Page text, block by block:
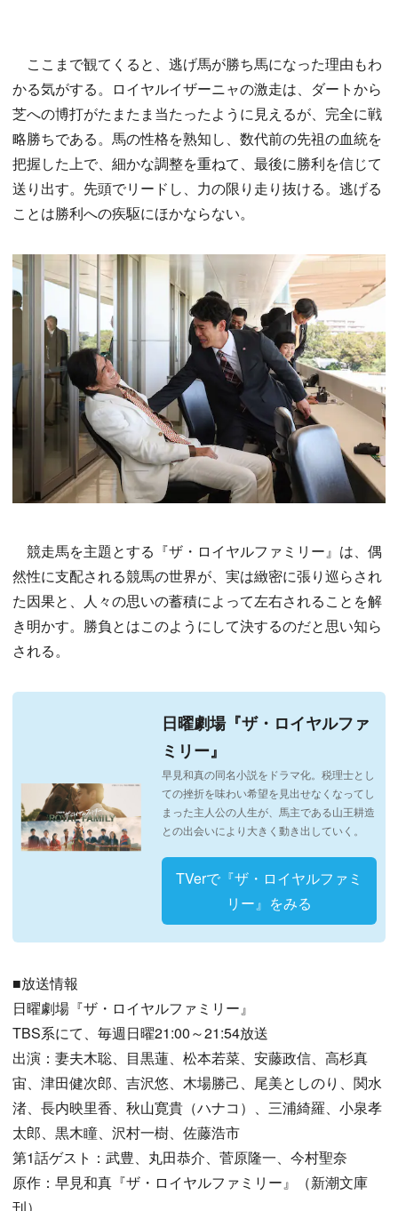
ここまで観てくると、逃げ馬が勝ち馬になった理由もわ
かる気がする。ロイヤルイザーニャの激走は、ダートから
芝への博打がたまたま当たったように見えるが、完全に戦
略勝ちである。馬の性格を熟知し、数代前の先祖の血統を
把握した上で、細かな調整を重ねて、最後に勝利を信じて
送り出す。先頭でリードし、力の限り走り抜ける。逃げる
ことは勝利への疾駆にほかならない。
競走馬を主題とする『ザ・ロイヤルファミリー』は、偶
然性に支配される競馬の世界が、実は緻密に張り巡らされ
た因果と、人々の思いの蓄積によって左右されることを解
き明かす。勝負とはこのようにして決するのだと思い知ら
される。
日曜劇場『ザ・ロイヤルファ
ミリー』
早見和真の同名小説をドラマ化。税理士とし
ての挫折を味わい希望を見出せなくなってし
まった主人公の人生が、馬主である山王耕造
との出会いにより大きく動き出していく。
TVerで『ザ・ロイヤルファミ
リー』をみる
■放送情報
日曜劇場『ザ・ロイヤルファミリー』
TBS系にて、毎週日曜21:00～21:54放送
出演：妻夫木聡、目黒蓮、松本若菜、安藤政信、高杉真
宙、津田健次郎、吉沢悠、木場勝己、尾美としのり、関水
渚、長内映里香、秋山寛貴（ハナコ）、三浦綺羅、小泉孝
太郎、黒木瞳、沢村一樹、佐藤浩市
第1話ゲスト：武豊、丸田恭介、菅原隆一、今村聖奈
原作：早見和真『ザ・ロイヤルファミリー』（新潮文庫